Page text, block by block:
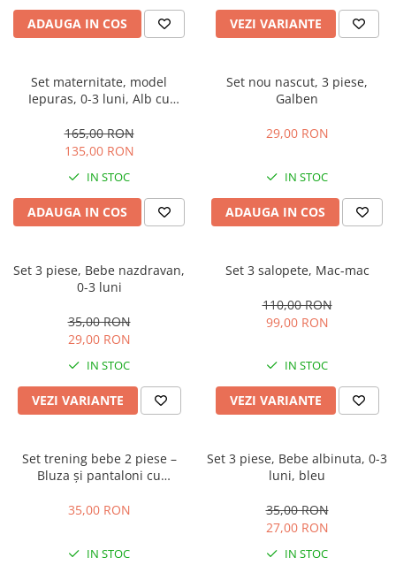
ADAUGA IN COS VEZI VARIANTE
Set maternitate, model
Iepuras, 0-3 luni, Alb cu
165,00 RON
135,00 RON
IN STOC
ADAUGA IN COS
Set nou nascut, 3 piese,
Galben
29,00 RON
IN STOC
ADAUGA IN COS
Set 3 piese, Bebe nazdravan,
0-3 luni
35,00 RON
29,00 RON
IN STOC
VEZI VARIANTE
Set 3 salopete, Mac-mac
110,00 RON
99,00 RON
IN STOC
VEZI VARIANTE
Set trening bebe 2 piese –
Bluza și pantaloni cu
35,00 RON
IN STOC
Set 3 piese, Bebe albinuta, 0-3
luni, bleu
35,00 RON
27,00 RON
IN STOC